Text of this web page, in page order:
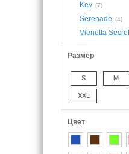
Key (7)
Serenade (4)
Vienetta Secret
Размер
S M
XXL
Цвет